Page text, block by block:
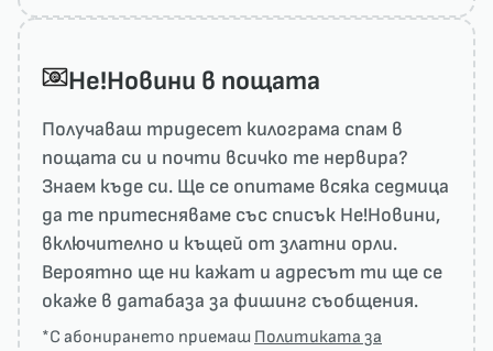
He!Новини в пощата
Получаваш тридесет килограма спам в
пощата си и почти всичко те нервира?
Знаем къде си. Ще се опитаме всяка седмица
да те притесняваме със списък He!Новини,
включително и къщей от златни орли.
Вероятно ще ни кажат и адресът ти ще се
окаже в датабаза за фишинг съобщения.
*С абонирането приемаш Политиката за